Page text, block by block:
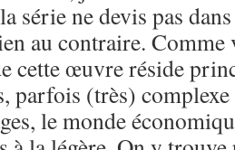
série ne devis pas
au contraire. Comme
cette œuvre réside
parfois (très)
le monde